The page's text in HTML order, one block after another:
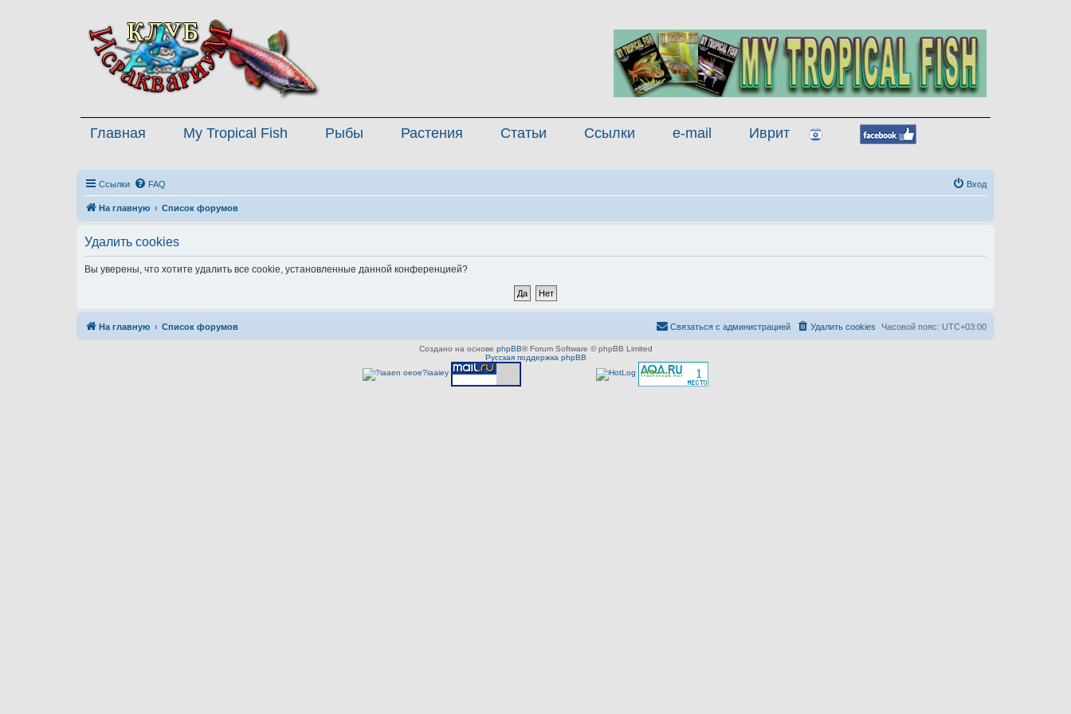
Главная My Tropical Fish Рыбы Растения Статьи Ссылки e-mail Иврит
Ссылки FAQ Вход
На главную Список форумов
Удалить cookies
Вы уверены, что хотите удалить все cookie, установленные данной конференцией?
На главную Список форумов Часовой пояс: UTC+03:00
Удалить cookies
Связаться с администрацией
Создано на основе phpBB® Forum Software © phpBB Limited
Русская поддержка phpBB